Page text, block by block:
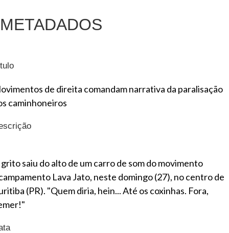
METADADOS
de direita comandam narrativa da paralisação
caminhoneiros
saiu do alto de um carro de som do movimento
Lava Jato, neste domingo (27), no centro de
(PR). "Quem diria, hein... Até os coxinhas. Fora,